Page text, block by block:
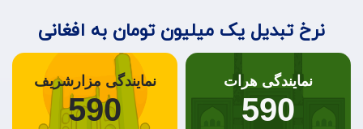
نرخ تبدیل یک میلیون تومان به افغانی
نمایندگی هرات
590
نمایندگی مزارشریف
590